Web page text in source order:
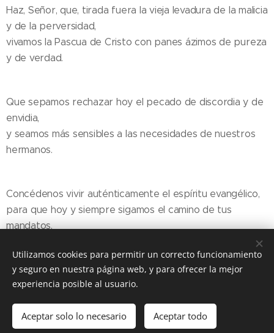
Haz, Señor, que, tirada fuera la vieja levadura de la malicia
y de la perversidad,
vivamos la Pascua de Cristo con panes ázimos de pureza
y de verdad.
Que sepamos rechazar hoy el pecado de discordia y de
envidia,
y seamos más sensibles a las necesidades de nuestros
hermanos.
Concédenos vivir auténticamente el espíritu evangélico,
para que hoy y siempre sigamos el camino de tus
mandatos.
Share
Utilizamos cookies para permitir un correcto funcionamiento
y seguro en nuestra página web, y para ofrecer la mejor
experiencia posible al usuario.
Aceptar solo lo necesario Aceptar todo